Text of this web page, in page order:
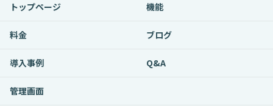
トップページ 機能
料金 ブログ
導入事例 Q&A
管理画面